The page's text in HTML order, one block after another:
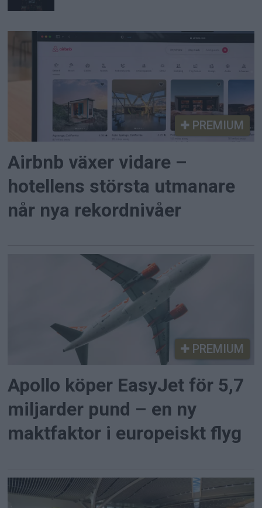
PREMIUM
Airbnb växer vidare –
hotellens största utmanare
når nya rekordnivåer
PREMIUM
Apollo köper EasyJet för 5,7
miljarder pund – en ny
maktfaktor i europeiskt flyg